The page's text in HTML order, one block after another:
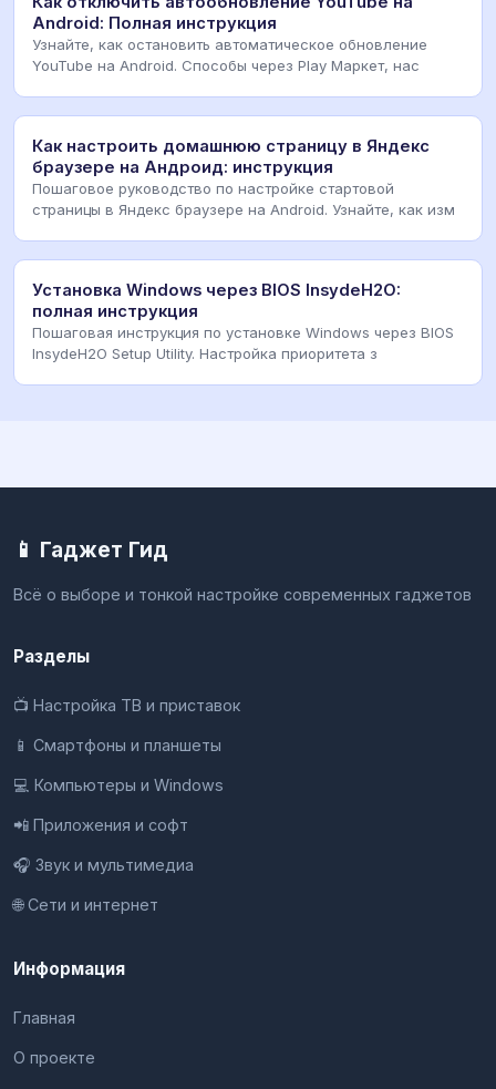
Android: Полная инструкция
Узнайте, как остановить автоматическое обновление
YouTube на Android. Способы через Play Маркет, нас
Как настроить домашнюю страницу в Яндекс
браузере на Андроид: инструкция
Пошаговое руководство по настройке стартовой
страницы в Яндекс браузере на Android. Узнайте, как изм
Установка Windows через BIOS InsydeH2O:
полная инструкция
Пошаговая инструкция по установке Windows через BIOS
InsydeH2O Setup Utility. Настройка приоритета з
📱 Гаджет Гид
Всё о выборе и тонкой настройке современных гаджетов
Разделы
📺 Настройка ТВ и приставок
📱 Смартфоны и планшеты
💻 Компьютеры и Windows
📲 Приложения и софт
🎧 Звук и мультимедиа
🌐 Сети и интернет
Информация
Главная
О проекте